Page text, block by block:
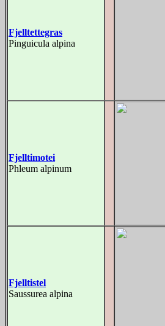
Fjelltettegras
Pinguicula alpina
Fjelltimotei
Phleum alpinum
Fjelltistel
Saussurea alpina